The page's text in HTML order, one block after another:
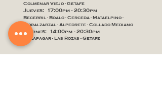
Colmenar Viejo - Getafe
Jueves: 17:00pm - 20:30pm
Becerril - Boalo - Cerceda - Mataelpino -
Moralzarzal - Alpedrete - Collado Mediano
Viernes: 14:00pm - 20:30pm
Galapagar - Las Rozas - Getafe